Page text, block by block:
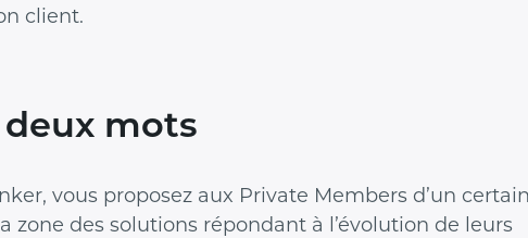
client.
mots
vous proposez aux Private Members d’un
zone des solutions répondant à l’évolution de leurs